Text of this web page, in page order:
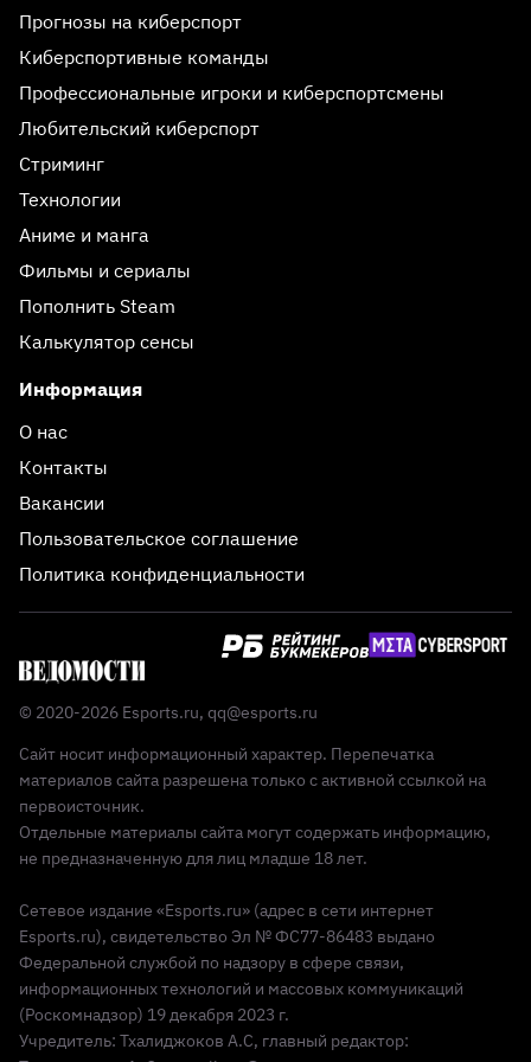
Прогнозы на киберспорт
Киберспортивные команды
Профессиональные игроки и киберспортсмены
Любительский киберспорт
Стриминг
Технологии
Аниме и манга
Фильмы и сериалы
Пополнить Steam
Калькулятор сенсы
Информация
О нас
Контакты
Вакансии
Пользовательское соглашение
Политика конфиденциальности
© 2020-2026 Esports.ru, qq@esports.ru
Сайт носит информационный характер. Перепечатка
материалов сайта разрешена только с активной ссылкой на
первоисточник.
Отдельные материалы сайта могут содержать информацию,
не предназначенную для лиц младше 18 лет.
Сетевое издание «Esports.ru» (адрес в сети интернет
Esports.ru), свидетельство Эл № ФС77-86483 выдано
Федеральной службой по надзору в сфере связи,
информационных технологий и массовых коммуникаций
(Роскомнадзор) 19 декабря 2023 г.
Учредитель: Тхалиджоков А.С, главный редактор: